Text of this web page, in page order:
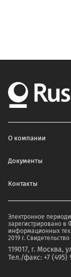
О компании
Документы
Контакты
Электронное
зарегистрировано в
информационных
2019 г.
119017, г. Москва,
Тел./факс: +7 (495)